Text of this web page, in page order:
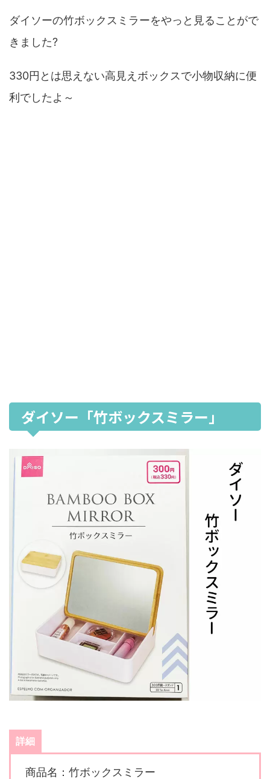
ダイソーの竹ボックスミラーをやっと見ることがで
きました?
330円とは思えない高見えボックスで小物収納に便
利でしたよ～
ダイソー「竹ボックスミラー」
詳細
商品名：竹ボックスミラー